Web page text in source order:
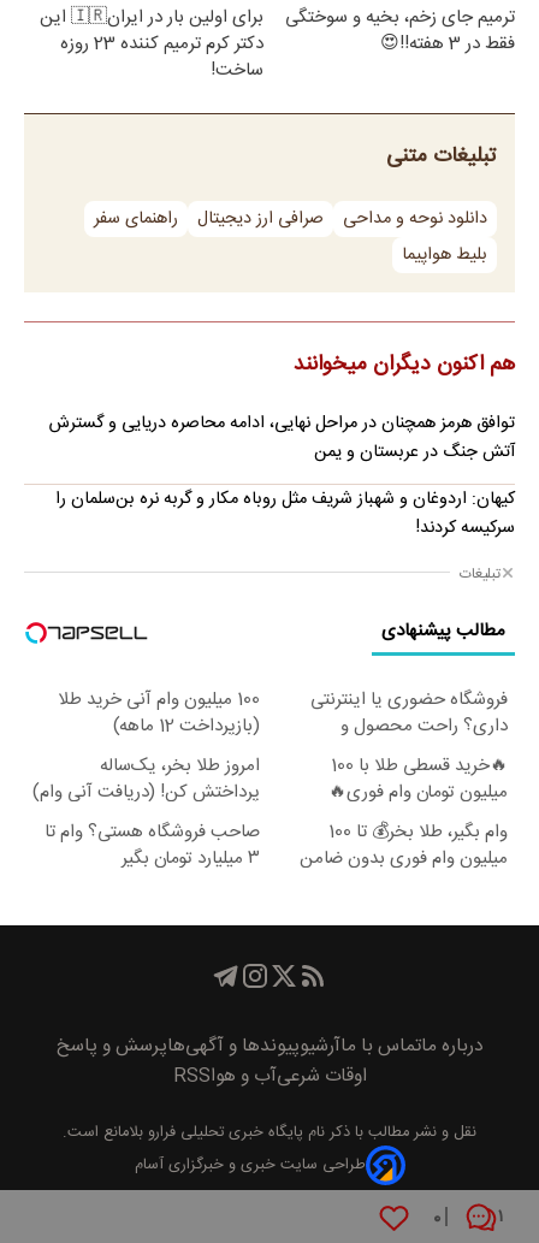
۱ ۰
ترمیم جای زخم، بخیه و سوختگی
فقط در 3 هفته!!😍
برای اولین بار در ایران🇮🇷 این
دکتر کرم ترمیم کننده 23 روزه
ساخت!
تبلیغات متنی
دانلود نوحه و مداحی صرافی ارز دیجیتال
راهنمای سفر
بلیط هواپیما
هم اکنون دیگران میخوانند
توافق هرمز همچنان در مراحل نهایی، ادامه محاصره دریایی و گسترش
آتش جنگ در عربستان و یمن
کیهان: اردوغان و شهباز شریف مثل روباه مکار و گربه نره بن‌سلمان را
سرکیسه کردند!
تبلیغات
مطالب پیشنهادی
فروشگاه حضوری یا اینترنتی
داری؟ راحت محصول و
خدماتت رو بفروش
100 میلیون وام آنی خرید طلا
(بازپرداخت 12 ماهه)
🔥خرید قسطی طلا با 100
میلیون تومان وام فوری🔥
امروز طلا بخر، یک‌ساله
پرداختش کن! (دریافت آنی وام)
وام بگیر، طلا بخر💰 تا 100
میلیون وام فوری بدون ضامن
صاحب فروشگاه هستی؟ وام تا
۳ میلیارد تومان بگیر
درباره ماتماس با ماآرشیوپیوند‌ها و آگهی‌هاپرسش و پاسخ
اوقات شرعیآب و هواRSS
نقل و نشر مطالب با ذکر نام پايگاه خبری تحليلی فرارو بلامانع است.
طراحی سایت خبری و خبرگزاری آسام